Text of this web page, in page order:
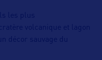
les plus
volcanique et lagon
décor sauvage du